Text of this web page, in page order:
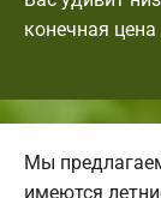
конечная
Мы
имеются